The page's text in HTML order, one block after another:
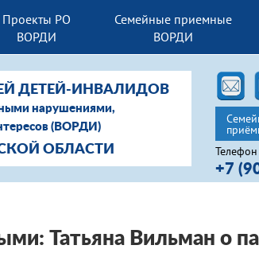
Проекты РО
ВОРДИ
Семейные приемные
ВОРДИ
+7
ДЕТЕЙ-ИНВАЛИДОВ
нарушениями,
(ВОРДИ)
ОБЛАСТИ
Татьяна Вильман о